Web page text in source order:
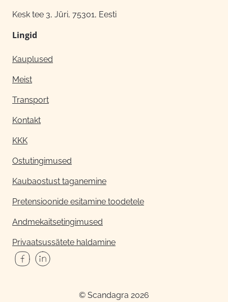
Kesk tee 3, Jüri, 75301, Eesti
Lingid
Kauplused
Meist
Transport
Kontakt
KKK
Ostutingimused
Kaubaostust taganemine
Pretensioonide esitamine toodetele
Andmekaitsetingimused
Privaatsussätete haldamine
© Scandagra 2026